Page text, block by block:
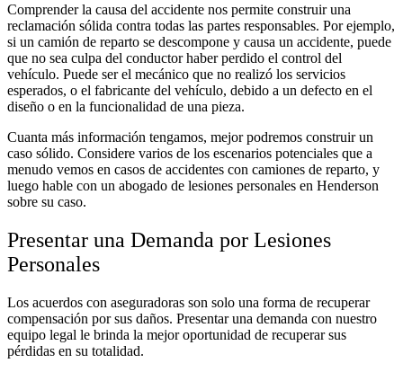
Comprender la causa del accidente nos permite construir una
reclamación sólida contra todas las partes responsables. Por ejemplo,
si un camión de reparto se descompone y causa un accidente, puede
que no sea culpa del conductor haber perdido el control del
vehículo. Puede ser el mecánico que no realizó los servicios
esperados, o el fabricante del vehículo, debido a un defecto en el
diseño o en la funcionalidad de una pieza.
Cuanta más información tengamos, mejor podremos construir un
caso sólido. Considere varios de los escenarios potenciales que a
menudo vemos en casos de accidentes con camiones de reparto, y
luego hable con un abogado de lesiones personales en Henderson
sobre su caso.
Presentar una Demanda por Lesiones
Personales
Los acuerdos con aseguradoras son solo una forma de recuperar
compensación por sus daños. Presentar una demanda con nuestro
equipo legal le brinda la mejor oportunidad de recuperar sus
pérdidas en su totalidad.